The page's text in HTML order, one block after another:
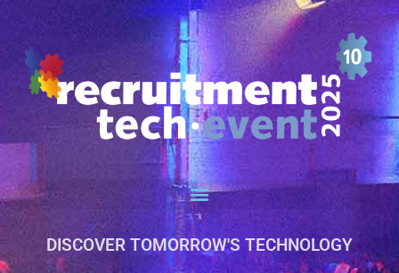
DISCOVER TOMORROW'S TECHNOLOGY